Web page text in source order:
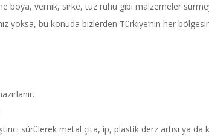
boya, vernik, sirke, tuz ruhu gibi malzemeler
yoksa, bu konuda bizlerden Türkiye’nin her
sürülerek metal çıta, ip, plastik derz artısı ya da